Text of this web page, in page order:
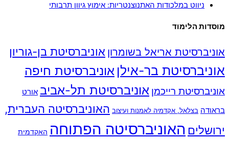
ניווט במלכודות האתנוצנטריות: אימוץ גיוון תרבותי
מוסדות הלימוד
אוניברסיטת אריאל בשומרון אוניברסיטת בן-גוריון
אוניברסיטת בר-אילן אוניברסיטת חיפה
אוניברסיטת רייכמן אוניברסיטת תל-אביב אורט
בראודה בצלאל, אקדמיה לאמנות ועיצוב האוניברסיטה העברית,
ירושלים האוניברסיטה הפתוחה האקדמית